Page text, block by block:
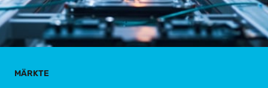
MÄRKTE